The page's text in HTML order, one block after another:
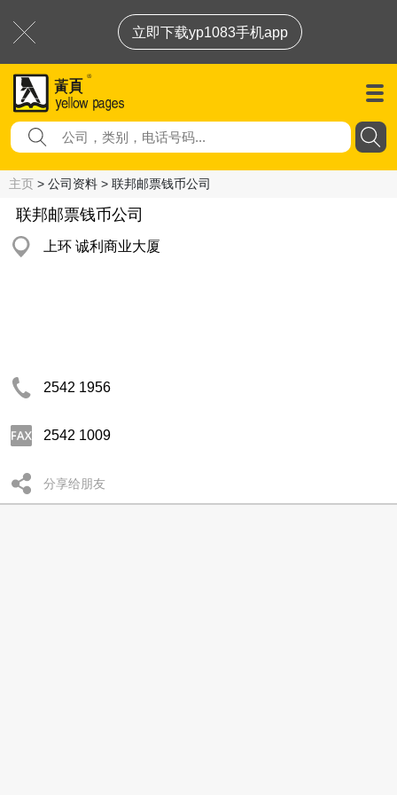
立即下载yp1083手机app
主页 > 公司资料 > 联邦邮票钱币公司
联邦邮票钱币公司
上环 诚利商业大厦
2542 1956
2542 1009
分享给朋友